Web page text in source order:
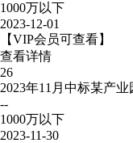
1000万以下
2023-12-01
【VIP会员可查看】
查看详情
26
2023年11月中标某产
--
1000万以下
2023-11-30